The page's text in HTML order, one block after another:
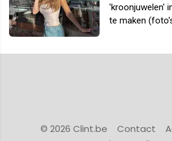
'kroonjuwelen'
te maken
© 2026 Clint.be Contact